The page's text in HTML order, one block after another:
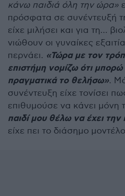
κάνω παιδιά όλη την ώρα»
πρόσφατα σε συνέντευξή
είχε μιλήσει και για τη...
νιώθουν οι γυναίκες
περνάει. «Τώρα με τον
επιστήμη νομίζω ότι
πραγματικά το θελήσω».
συνέντευξη είχε τονίσει
επιθυμούσε να κάνει μόνη
παιδί μου θέλω να έχει
είχε πει το διάσημο